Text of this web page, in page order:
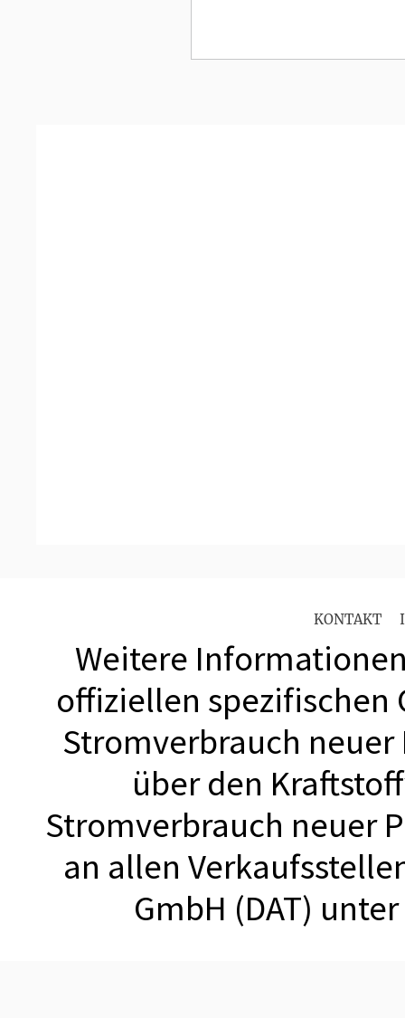
KONTAKT
Weitere
offiziellen spezifischen
Stromverbrauch
über den
Stromverbrauch neuer
an allen
GmbH (DAT) unter